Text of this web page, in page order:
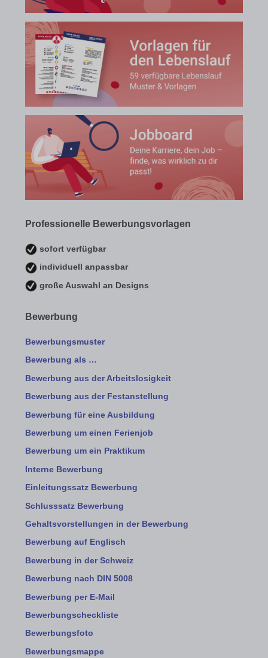
Professionelle Bewerbungsvorlagen
sofort verfügbar
individuell anpassbar
große Auswahl an Designs
Bewerbung
Bewerbungsmuster
Bewerbung als …
Bewerbung aus der Arbeitslosigkeit
Bewerbung aus der Festanstellung
Bewerbung für eine Ausbildung
Bewerbung um einen Ferienjob
Bewerbung um ein Praktikum
Interne Bewerbung
Einleitungssatz Bewerbung
Schlusssatz Bewerbung
Gehaltsvorstellungen in der Bewerbung
Bewerbung auf Englisch
Bewerbung in der Schweiz
Bewerbung nach DIN 5008
Bewerbung per E-Mail
Bewerbungscheckliste
Bewerbungsfoto
Bewerbungsmappe